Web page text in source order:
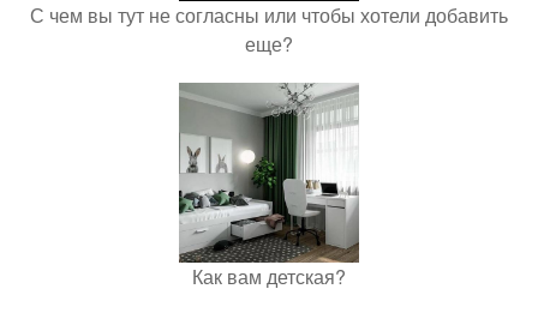
С чем вы тут не согласны или чтобы хотели добавить
еще?
Как вам детская?